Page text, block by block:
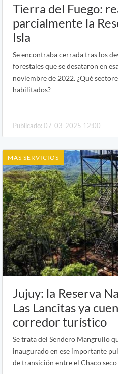
Tierra del Fuego:
parcialmente la
Isla
Se encontraba cerrada tras los
forestales que se desataron en
noviembre de 2022. ¿Qué
habilitados?
Publicado: 07-03-2025 12:00
MAS SERVICIOS
Jujuy: la Reserva
Las Lancitas ya
corredor turístico
Se trata del Sendero Mangrullo
inaugurado en ese importante
de transición entre el Chaco seco